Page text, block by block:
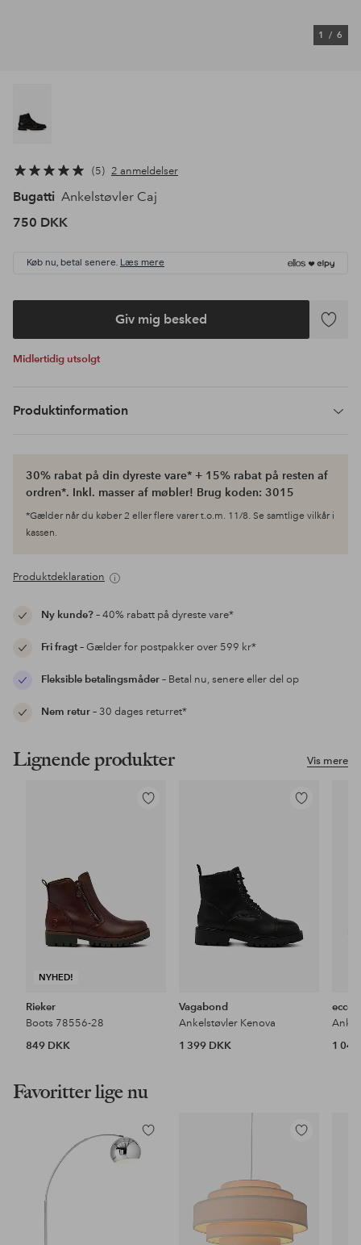
1 / 6
5 2 anmeldelser
Bugatti Ankelstøvler Caj
750 DKK
Køb nu, betal senere. Læs mere
Giv mig besked
Tilføj
Midlertidig utsolgt
Produktinformation
30% rabat på din dyreste vare* + 15% rabat på resten af
ordren*. Inkl. masser af møbler! Brug koden: 3015
*Gælder når du køber 2 eller flere varer t.o.m. 11/8. Se samtlige vilkår i
kassen.
Produktdeklaration
Ny kunde?– 40% rabatt på dyreste vare*
Fri fragt– Gælder for postpakker over 599 kr*
Fleksible betalingsmåder– Betal nu, senere eller del op
Nem retur– 30 dages returret*
Vis mere
Lignende produkter
NYHED!
Tilføj
Rieker
Boots 78556-28
849 DKK
Tilføj
Vagabond
Ankelstøvler Kenova
1 399 DKK
ecco
1
Favoritter lige nu
Tilføj
til
Tilføj